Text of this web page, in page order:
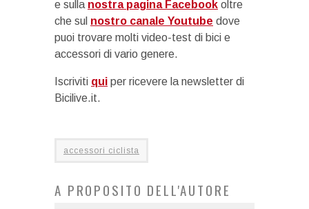
e sulla nostra pagina Facebook oltre
che sul nostro canale Youtube dove
puoi trovare molti video-test di bici e
accessori di vario genere.
Iscriviti qui per ricevere la newsletter di
Bicilive.it.
accessori ciclista
A PROPOSITO DELL'AUTORE